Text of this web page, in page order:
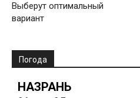
Выберут оптимальный
вариант
Погода
НАЗРАНЬ